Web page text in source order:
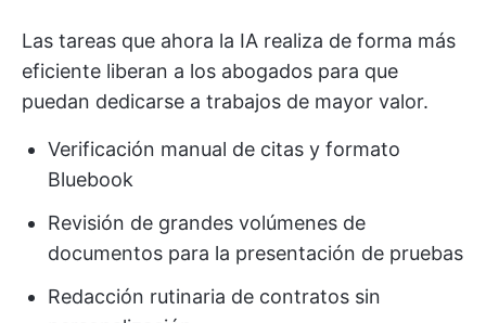
Las tareas que ahora la IA realiza de forma más
eficiente liberan a los abogados para que
puedan dedicarse a trabajos de mayor valor.
Verificación manual de citas y formato
Bluebook
Revisión de grandes volúmenes de
documentos para la presentación de pruebas
Redacción rutinaria de contratos sin